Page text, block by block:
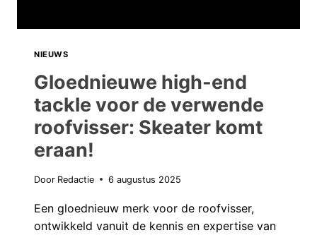
NIEUWS
Gloednieuwe high-end
tackle voor de verwende
roofvisser: Skeater komt
eraan!
Door Redactie 6 augustus 2025
Een gloednieuw merk voor de roofvisser,
ontwikkeld vanuit de kennis en expertise van